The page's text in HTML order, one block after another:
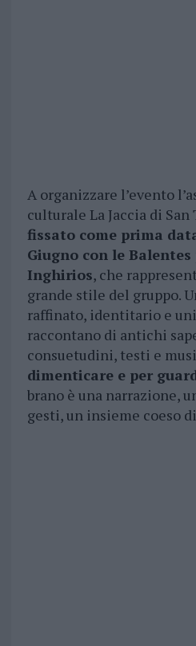
A organizzare l’evento
culturale La Jaccia di San
fissato come prima
Giugno con le
Inghirios, che
grande stile del gruppo.
raffinato, identitario e
raccontano di antichi
consuetudini, testi e
dimenticare e per
brano è una narrazione,
gesti, un insieme coeso